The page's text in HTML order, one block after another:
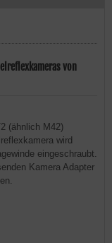
von
(ähnlich M42)
wird
eingeschraubt.
Kamera Adapter